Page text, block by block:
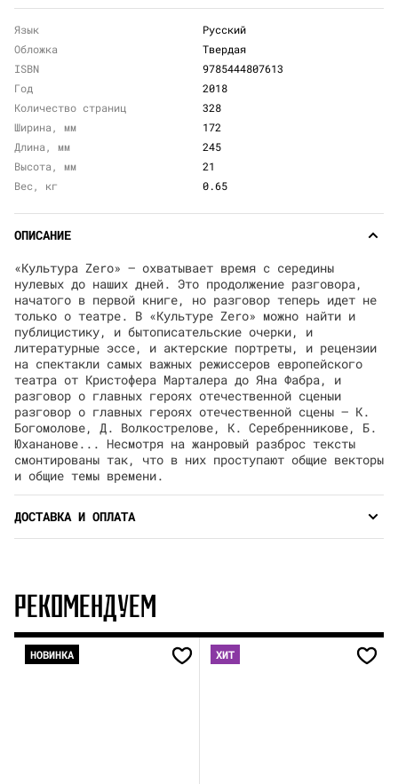
Язык
Русский
Обложка
Твердая
ISBN
9785444807613
Год
2018
Количество страниц
328
Ширина, мм
172
Длина, мм
245
Высота, мм
21
Вес, кг
0.65
ОПИСАНИЕ
«Культура Zero» — охватывает время с середины
нулевых до наших дней. Это продолжение разговора,
начатого в первой книге, но разговор теперь идет не
только о театре. В «Культуре Zero» можно найти и
публицистику, и бытописательские очерки, и
литературные эссе, и актерские портреты, и рецензии
на спектакли самых важных режиссеров европейского
театра от Кристофера Марталера до Яна Фабра, и
разговор о главных героях отечественной сценыи
разговор о главных героях отечественной сцены — К.
Богомолове, Д. Волкострелове, К. Серебренникове, Б.
Юхананове... Несмотря на жанровый разброс тексты
смонтированы так, что в них проступают общие векторы
и общие темы времени.
ДОСТАВКА И ОПЛАТА
РЕКОМЕНДУЕМ
НОВИНКА ХИТ